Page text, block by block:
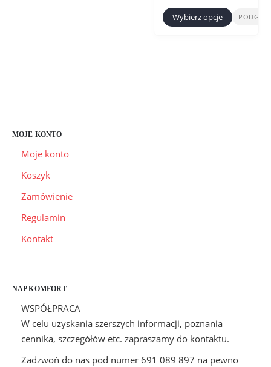
produktu
Wybierz opcje
Ten
MOJE KONTO
Moje konto
Koszyk
Zamówienie
Regulamin
Kontakt
NAP KOMFORT
WSPÓŁPRACA
W celu uzyskania szerszych informacji, poznania
cennika, szczegółów etc. zapraszamy do kontaktu.
Zadzwoń do nas pod numer 691 089 897 na pewno